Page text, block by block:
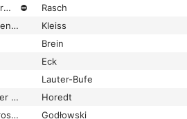
Zur Entstehung des 'Kaisertypus' im römischen Thermenbau
⛔ Rasch
Zur Entwicklung der achaemenidischen Palastarchitektur
Kleiss
Brein
Eck
Lauter-Bufe
Zur Frage der grossen Erdwälle an der mittleren und unteren Donau
Horedt
Zur Frage der Slawensitze vor der grossen Slawenwanderung im 6. Jahrhundert
Godłowski